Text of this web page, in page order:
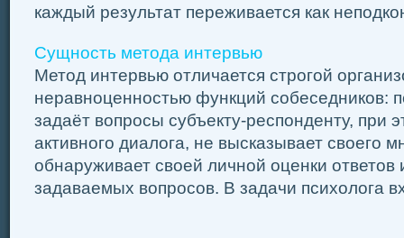
каждый результат переживается как
Сущность метода интервью
Метод интервью отличается строгой
неравноценностью функций собеседников:
задаёт вопросы субъекту-респонденту, при
активного диалога, не высказывает своего
обнаруживает своей личной оценки ответов
задаваемых вопросов. В задачи психолога